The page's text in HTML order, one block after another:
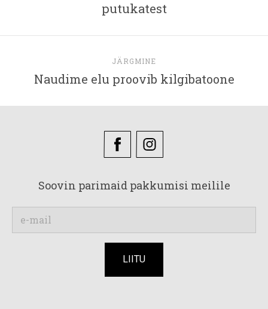
putukatest
JÄRGMINE
Naudime elu proovib kilgibatoone
Soovin parimaid pakkumisi meilile